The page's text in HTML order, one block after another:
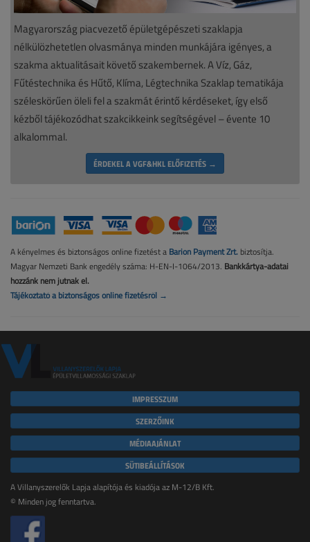
Magyarország piacvezető épületgépészeti szaklapja
nélkülözhetetlen olvasmánya minden munkájára igényes, a
szakma aktualitásait követő szakembernek. A Víz, Gáz,
Fűtéstechnika és Hűtő, Klíma, Légtechnika Szaklap tematikája
széleskörűen öleli fel a szakmát érintő kérdéseket, így első
kézből tájékozódhat szakcikkeink segítségével – évente 10
alkalommal.
ÉRDEKEL A VGF&HKL ELŐFIZETÉS →
A kényelmes és biztonságos online fizetést a Barion Payment Zrt. biztosítja.
Magyar Nemzeti Bank engedély száma: H-EN-I-1064/2013. Bankkártya-adatai
hozzánk nem jutnak el.
Tájékoztató a biztonságos online fizetésről →
IMPRESSZUM
SZERZŐINK
MÉDIAAJÁNLAT
SÜTIBEÁLLÍTÁSOK
A Villanyszerelők Lapja alapítója és kiadója az M-12/B Kft.
© Minden jog fenntartva.